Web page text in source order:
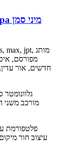
מפורסם,
חדשים, אור
מורכב משני
פלטפורמת
עיצוב חור